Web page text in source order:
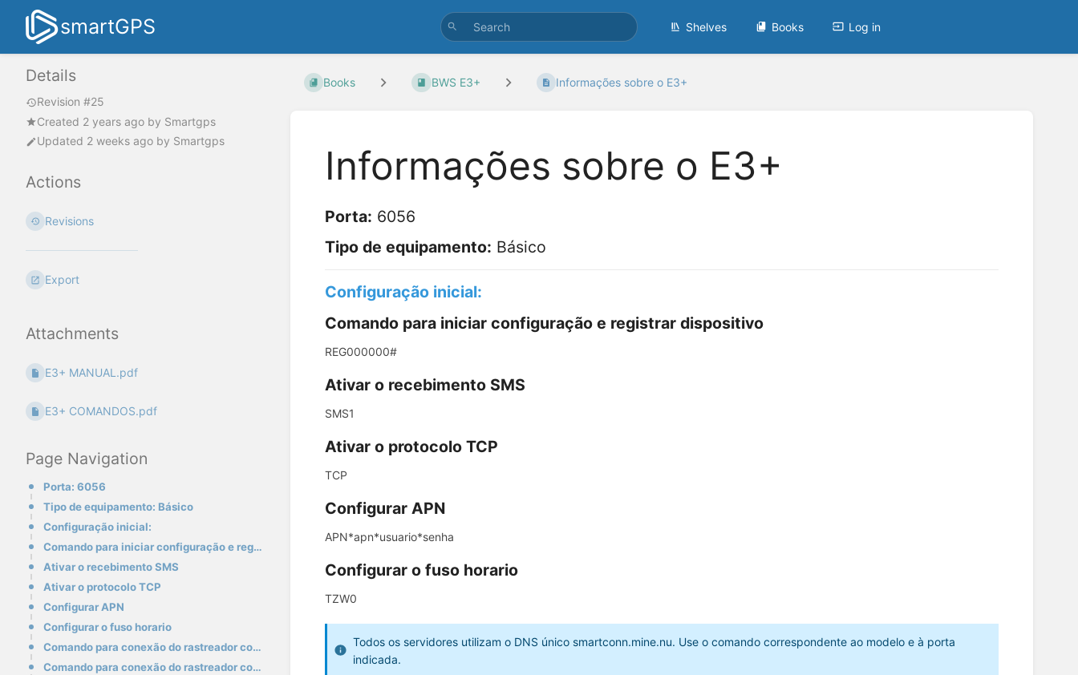
smartGPS Shelves Books Log in
Details
Revision #25
Created 2 years ago by Smartgps
Updated 2 weeks ago by Smartgps
Actions
Revisions
Export
Attachments
E3+ MANUAL.pdf
E3+ COMANDOS.pdf
Page Navigation
Porta: 6056
Tipo de equipamento: Básico
Configuração inicial:
Comando para iniciar configuração e registrar dispositivo
Ativar o recebimento SMS
Ativar o protocolo TCP
Configurar APN
Configurar o fuso horario
Comando para conexão do rastreador com a plataforma - Servidor AL
Comando para conexão do rastreador com a plataforma - Servidor SP
Books BWS E3+ Informações sobre o E3+
Informações sobre o E3+
Porta: 6056
Tipo de equipamento: Básico
Configuração inicial:
Comando para iniciar configuração e registrar dispositivo
REG000000#
Ativar o recebimento SMS
SMS1
Ativar o protocolo TCP
TCP
Configurar APN
APN*apn*usuario*senha
Configurar o fuso horario
TZW0
Todos os servidores utilizam o DNS único smartconn.mine.nu. Use o comando correspondente ao modelo e à porta
indicada.